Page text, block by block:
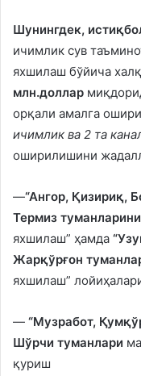
Шунингдек,
ичимлик сув
яхшилаш бўйича
млн.доллар
орқали амалга
ичимлик ва 2 та
оширилишини
—“Ангор, Қизириқ,
Термиз
яхшилаш” ҳамда
Жарқўрғон
яхшилаш”
— “Музработ,
Шўрчи туманлари
қуриш